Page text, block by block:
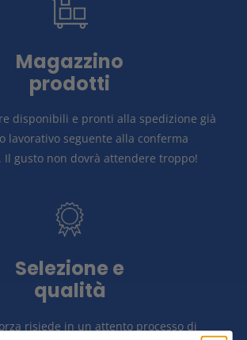
Magazzino
prodotti
disponibili e pronti alla spedizione già
lavorativo seguente alla conferma
Il gusto non dovrà attendere troppo!
Selezione e
qualità
risiede in un attento processo di